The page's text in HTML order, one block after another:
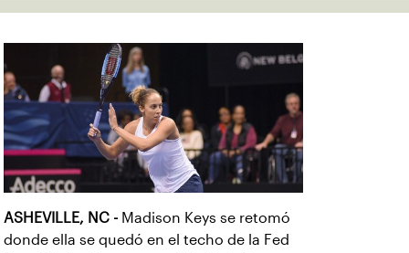
ASHEVILLE, NC - Madison Keys se retomó
donde ella se quedó en el techo de la Fed